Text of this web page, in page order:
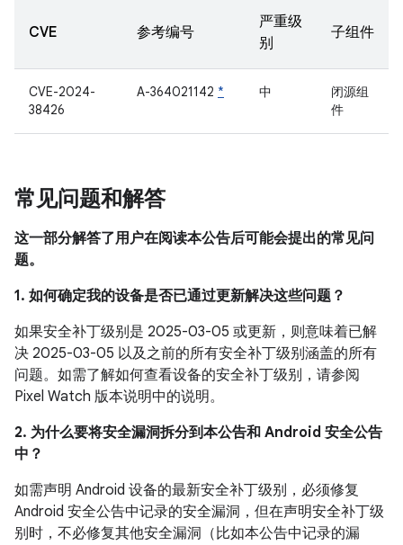
CVE 参考编号
严重级
别
子组件
CVE-2024-
38426
A-364021142 * 中
闭源组
件
常见问题和解答
这一部分解答了用户在阅读本公告后可能会提出的常见问
题。
1. 如何确定我的设备是否已通过更新解决这些问题？
如果安全补丁级别是 2025-03-05 或更新，则意味着已解
决 2025-03-05 以及之前的所有安全补丁级别涵盖的所有
问题。如需了解如何查看设备的安全补丁级别，请参阅
Pixel Watch 版本说明中的说明。
2. 为什么要将安全漏洞拆分到本公告和 Android 安全公告
中？
如需声明 Android 设备的最新安全补丁级别，必须修复
Android 安全公告中记录的安全漏洞，但在声明安全补丁级
别时，不必修复其他安全漏洞（比如本公告中记录的漏